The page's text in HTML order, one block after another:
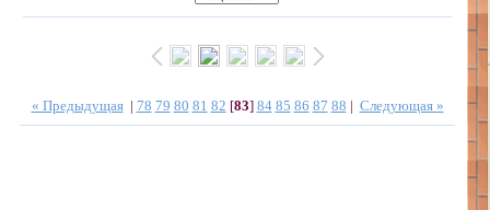
« Предыдущая| 78 79 80 81 82 [83] 84 85 86 87 88 | Следующая »